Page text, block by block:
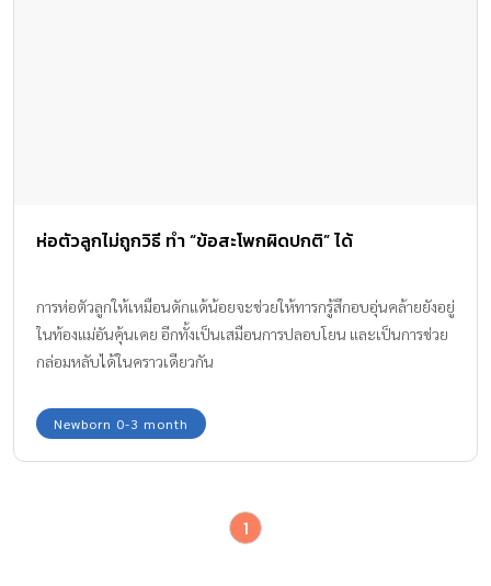
ห่อตัวลูกไม่ถูกวิธี ทำ “ข้อสะโพกผิดปกติ” ได้
การห่อตัวลูกให้เหมือนดักแด้น้อยจะช่วยให้ทารกรู้สึกอบอุ่นคล้ายยังอยู่
ในท้องแม่อันคุ้นเคย อีกทั้งเป็นเสมือนการปลอบโยน และเป็นการช่วย
กล่อมหลับได้ในคราวเดียวกัน
Newborn 0-3 month
1